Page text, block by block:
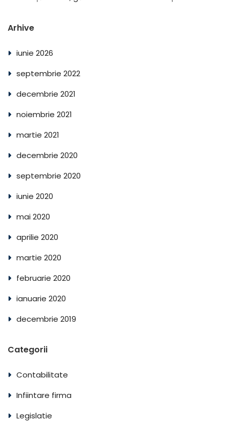
Arhive
iunie 2026
septembrie 2022
decembrie 2021
noiembrie 2021
martie 2021
decembrie 2020
septembrie 2020
iunie 2020
mai 2020
aprilie 2020
martie 2020
februarie 2020
ianuarie 2020
decembrie 2019
Categorii
Contabilitate
Infiintare firma
Legislatie